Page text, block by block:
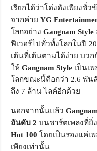
เรียกได้ว่าโด่งดังเพียงชั่
จากค่ายYG
โลกอย่างGangnam Style
ฟีเวอร์ไปทั่วทั้งโลกในปี
เต้นที่เต้นตามได้ง่าย บว
ให้Gangnam Style เป็นเ
โลกขณะนี้คือกว่า 2.6 พัน
ถึง 7 ล้าน ไลค์อีกด้วย
นอกจากนั้นแล้ว
อันดับ 2 บนชาร์ตเพลงที่
Hot 100 โดยเป็นรองแค่เ
เพียงเท่านั้น